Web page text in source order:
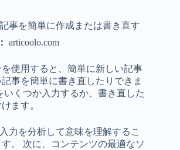
記事を簡単に作成または書き直す
articoolo.com
使用すると、簡単に新しい記事
事を簡単に書き直したりできま
いくつか入力するか、書き直した
ます。
力を分析して意味を理解するこ
。 次に、コンテンツの最適なソ